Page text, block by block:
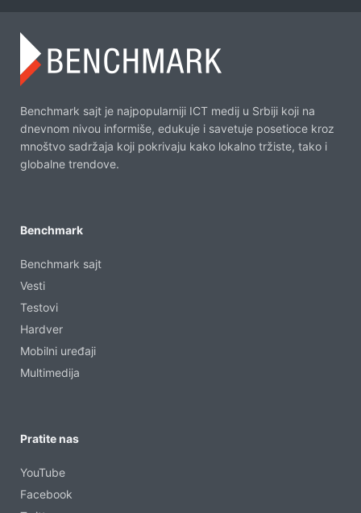
Benchmark sajt je najpopularniji ICT medij u Srbiji koji na
dnevnom nivou informiše, edukuje i savetuje posetioce kroz
mnoštvo sadržaja koji pokrivaju kako lokalno tržiste, tako i
globalne trendove.
Benchmark
Benchmark sajt
Vesti
Testovi
Hardver
Mobilni uređaji
Multimedija
Pratite nas
YouTube
Facebook